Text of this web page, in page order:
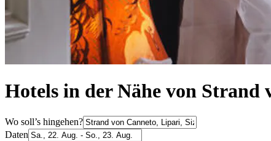
Hotels in der Nähe von Strand
Wo soll’s hingehen?
Daten